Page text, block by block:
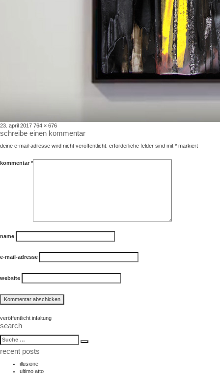
veröffentlicht
am
23. april 2017 volle
größe
764 × 676
schreibe einen kommentar
deine e-mail-adresse wird nicht veröffentlicht. erforderliche felder sind mit * markiert
kommentar *
name
e-mail-adresse
website
beitragsnavigation
veröffentlicht infaltung
search
suche
nach:
Suche
recent posts
illusione
ultimo atto